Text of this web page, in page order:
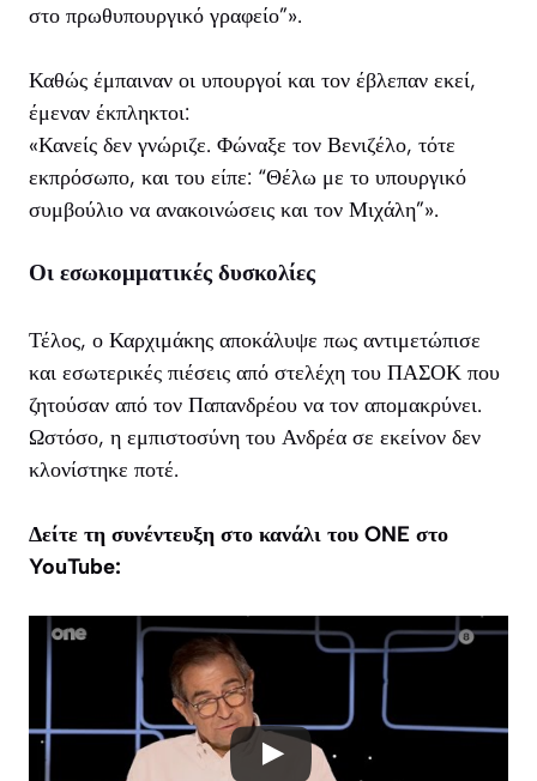
στο πρωθυπουργικό γραφείο”».
Καθώς έμπαιναν οι υπουργοί και τον έβλεπαν εκεί,
έμεναν έκπληκτοι:
«Κανείς δεν γνώριζε. Φώναξε τον Βενιζέλο, τότε
εκπρόσωπο, και του είπε: “Θέλω με το υπουργικό
συμβούλιο να ανακοινώσεις και τον Μιχάλη”».
Οι εσωκομματικές δυσκολίες
Τέλος, ο Καρχιμάκης αποκάλυψε πως αντιμετώπισε
και εσωτερικές πιέσεις από στελέχη του ΠΑΣΟΚ που
ζητούσαν από τον Παπανδρέου να τον απομακρύνει.
Ωστόσο, η εμπιστοσύνη του Ανδρέα σε εκείνον δεν
κλονίστηκε ποτέ.
Δείτε τη συνέντευξη στο κανάλι του ONE στο
YouTube: